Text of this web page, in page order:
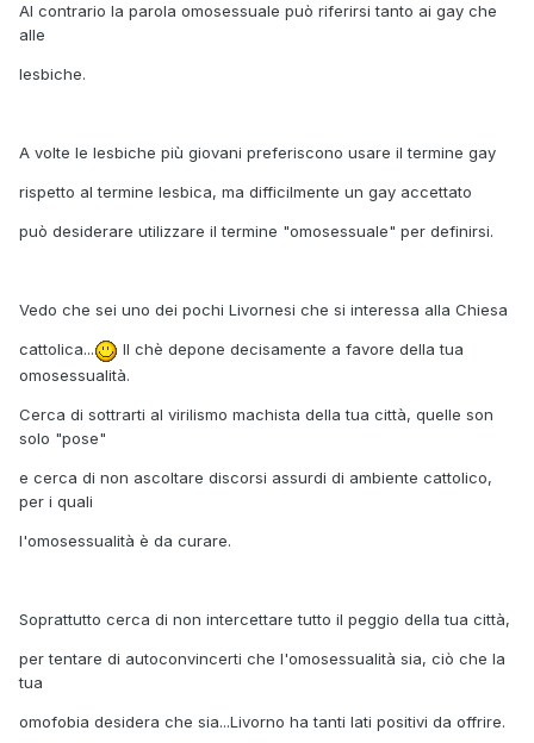
Al contrario la parola omosessuale può riferirsi tanto ai gay che
alle
lesbiche.
A volte le lesbiche più giovani preferiscono usare il termine gay
rispetto al termine lesbica, ma difficilmente un gay accettato
può desiderare utilizzare il termine "omosessuale" per definirsi.
Vedo che sei uno dei pochi Livornesi che si interessa alla Chiesa
cattolica...
Il chè depone decisamente a favore della tua
omosessualità.
Cerca di sottrarti al virilismo machista della tua città, quelle son
solo "pose"
e cerca di non ascoltare discorsi assurdi di ambiente cattolico,
per i quali
l'omosessualità è da curare.
Soprattutto cerca di non intercettare tutto il peggio della tua città,
per tentare di autoconvincerti che l'omosessualità sia, ciò che la
tua
omofobia desidera che sia...Livorno ha tanti lati positivi da offrire.